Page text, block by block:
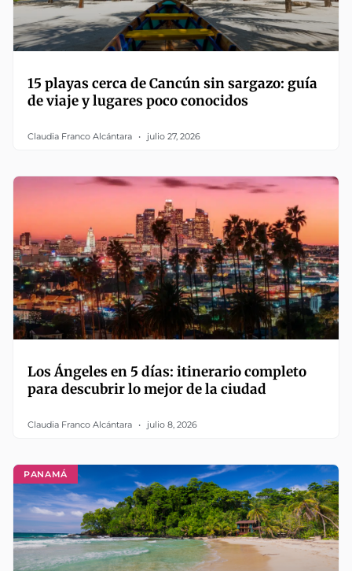
15 playas cerca de Cancún sin sargazo: guía
de viaje y lugares poco conocidos
Claudia Franco Alcántara julio 27, 2026
Los Ángeles en 5 días: itinerario completo
para descubrir lo mejor de la ciudad
Claudia Franco Alcántara julio 8, 2026
PANAMÁ